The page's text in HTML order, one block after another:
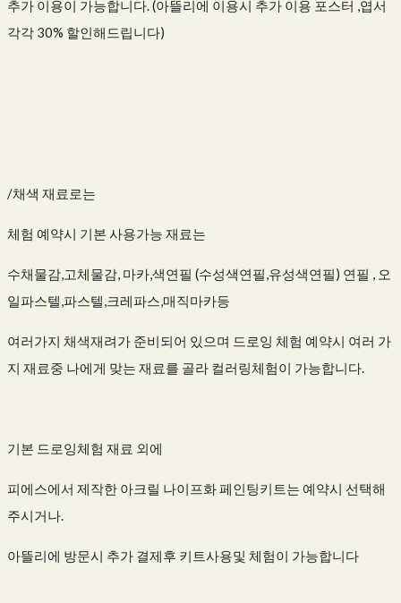
추가 이용이 가능합니다. (아뜰리에 이용시 추가 이용 포스터 ,엽서
각각 30% 할인해드립니다)
/채색 재료로는
체험 예약시 기본 사용가능 재료는
수채물감,고체물감, 마카,색연필 (수성색연필,유성색연필) 연필 , 오
일파스텔,파스텔,크레파스,매직마카등
여러가지 채색재려가 준비되어 있으며 드로잉 체험 예약시 여러 가
지 재료중 나에게 맞는 재료를 골라 컬러링체험이 가능합니다.
기본 드로잉체험 재료 외에
피에스에서 제작한 아크릴 나이프화 페인팅키트는 예약시 선택해
주시거나.
아뜰리에 방문시 추가 결제후 키트사용및 체험이 가능합니다